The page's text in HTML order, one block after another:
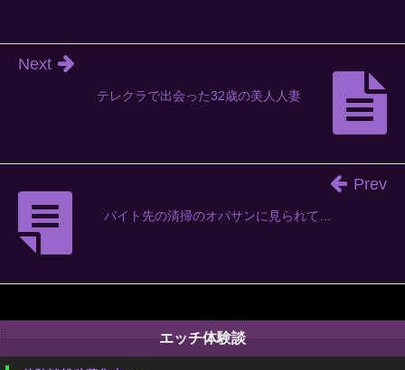
テレクラで出会った32歳の美人人妻
Next
バイト先の清掃のオバサンに見られて…
Prev
エッチ体験談